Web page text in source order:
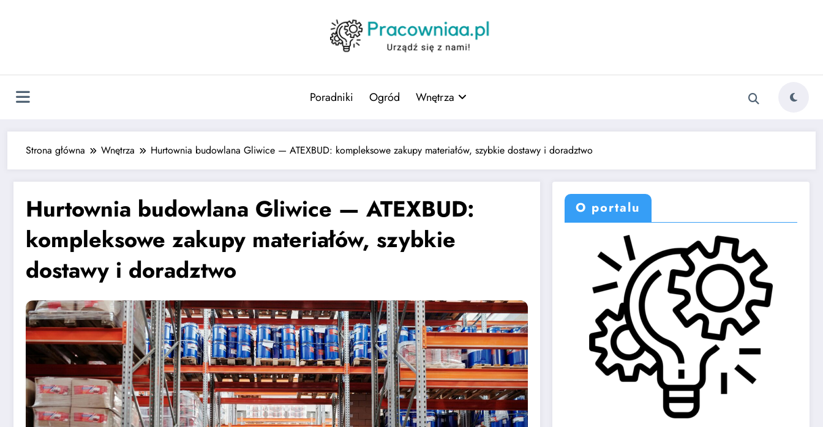
Poradniki Ogród Wnętrza
Strona główna Wnętrza Hurtownia budowlana Gliwice — ATEXBUD: kompleksowe zakupy materiałów, szybkie dostawy i doradztwo
Hurtownia budowlana Gliwice — ATEXBUD:
kompleksowe zakupy materiałów, szybkie
dostawy i doradztwo
O portalu